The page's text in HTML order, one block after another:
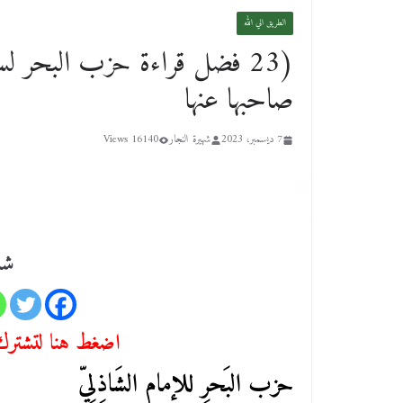
الطريق الي الله
(23 فضل قراءة حزب البحر
صاحبها عنها
7 ديسمبر، 2023 شهيرة النجار 16140 Views
اضغط هنا
حزب البَحرِ للإمام الشَاذِلِيّ